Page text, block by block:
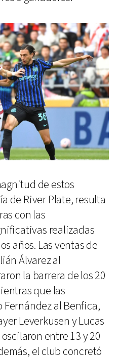
de estos
de River Plate, resulta
con las
realizadas
años. Las ventas de
Álvarez al
la barrera de los 20
que las
Fernández al Benfica,
Leverkusen y Lucas
entre 13 y 20
el club concretó